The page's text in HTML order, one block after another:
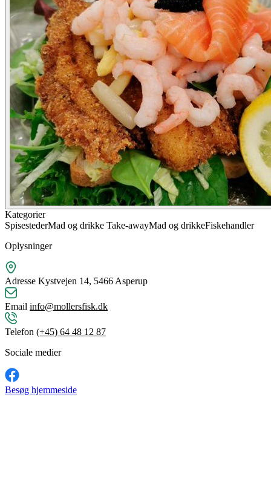
Kategorier
SpisestederMad og drikke Take-awayMad og drikkeFiskehandler
Oplysninger
Adresse Kystvejen 14, 5466 Asperup
Email info@mollersfisk.dk
Telefon (+45) 64 48 12 87
Sociale medier
Besøg hjemmeside